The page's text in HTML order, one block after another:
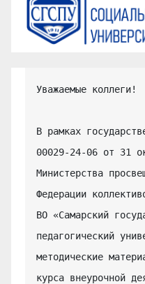
Уважаемые коллеги!
В рамках
00029-24-06 от 31
Министерства
Федерации
ВО «Самарский
педагогический
методические
курса внеурочной